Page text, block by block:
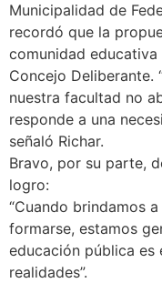
Municipalidad de
recordó que la
comunidad
Concejo Deliberante.
nuestra facultad no
responde a una
señaló Richar.
Bravo, por su parte,
logro:
“Cuando brindamos
formarse, estamos
educación pública es
realidades”.